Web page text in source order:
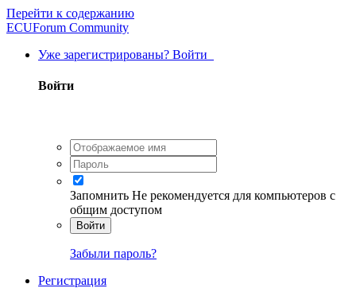
Перейти к содержанию
ECUForum Community
Уже зарегистрированы? Войти
Войти
Запомнить Не рекомендуется для компьютеров с
общим доступом
Войти
Забыли пароль?
Регистрация